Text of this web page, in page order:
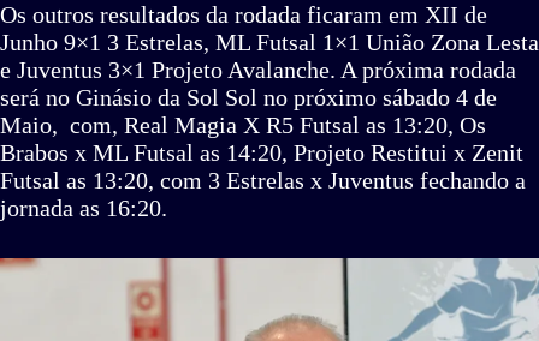
Os outros resultados da rodada ficaram em XII de
Junho 9×1 3 Estrelas, ML Futsal 1×1 União Zona Lesta
e Juventus 3×1 Projeto Avalanche. A próxima rodada
será no Ginásio da Sol Sol no próximo sábado 4 de
Maio, com, Real Magia X R5 Futsal as 13:20, Os
Brabos x ML Futsal as 14:20, Projeto Restitui x Zenit
Futsal as 13:20, com 3 Estrelas x Juventus fechando a
jornada as 16:20.